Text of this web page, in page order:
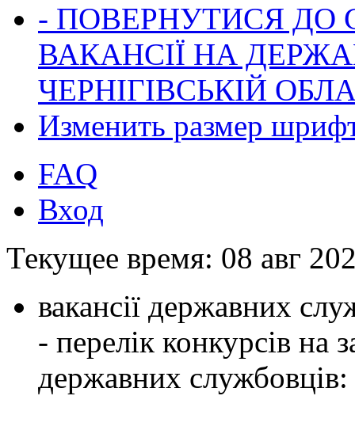
- ПОВЕРНУТИСЯ ДО
ВАКАНСІЇ НА
ЧЕРНІГІВСЬКІЙ
Изменить размер
FAQ
Вход
Текущее время: 08 авг
вакансії державних
- перелік конкурсів на
державних службовців: